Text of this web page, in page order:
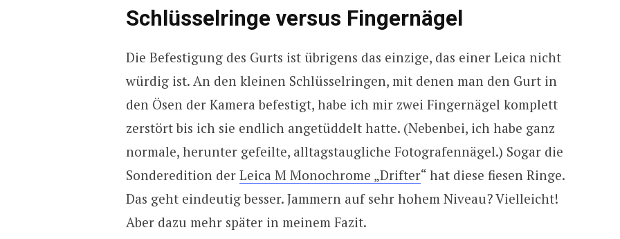
Schlüsselringe versus Fingernägel
Die Befestigung des Gurts ist übrigens das einzige, das einer Leica nicht
würdig ist. An den kleinen Schlüsselringen, mit denen man den Gurt in
den Ösen der Kamera befestigt, habe ich mir zwei Fingernägel komplett
zerstört bis ich sie endlich angetüddelt hatte. (Nebenbei, ich habe ganz
normale, herunter gefeilte, alltagstaugliche Fotografennägel.) Sogar die
Sonderedition der Leica M Monochrome „Drifter“ hat diese fiesen Ringe.
Das geht eindeutig besser. Jammern auf sehr hohem Niveau? Vielleicht!
Aber dazu mehr später in meinem Fazit.